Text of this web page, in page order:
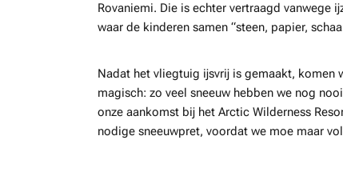
Rovaniemi. Die is echter vertraagd vanwege
waar de kinderen samen “steen, papier,
Nadat het vliegtuig ijsvrij is gemaakt, komen
magisch: zo veel sneeuw hebben we nog
onze aankomst bij het Arctic Wilderness
nodige sneeuwpret, voordat we moe maar